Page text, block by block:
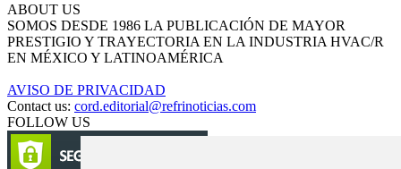
ABOUT US
SOMOS DESDE 1986 LA PUBLICACIÓN DE MAYOR
PRESTIGIO Y TRAYECTORIA EN LA INDUSTRIA HVAC/R
EN MÉXICO Y LATINOAMÉRICA
AVISO DE PRIVACIDAD
Contact us: cord.editorial@refrinoticias.com
FOLLOW US